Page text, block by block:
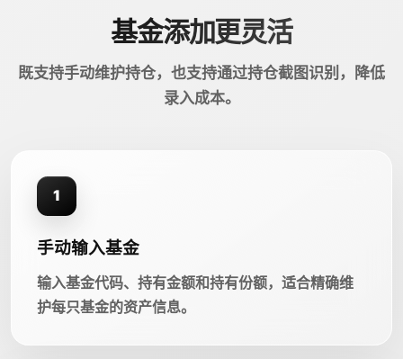
基金添加更灵活
既支持手动维护持仓，也支持通过持仓截图识别，降低
录入成本。
1
手动输入基金
输入基金代码、持有金额和持有份额，适合精确维
护每只基金的资产信息。